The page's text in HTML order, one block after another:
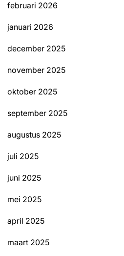
februari 2026
januari 2026
december 2025
november 2025
oktober 2025
september 2025
augustus 2025
juli 2025
juni 2025
mei 2025
april 2025
maart 2025